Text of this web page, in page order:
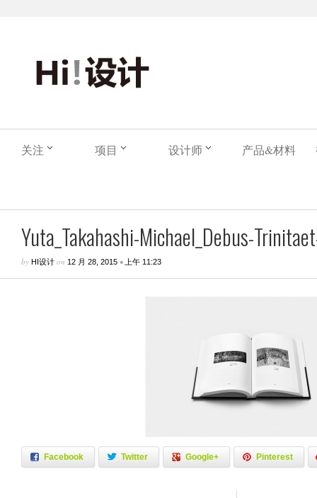
关注 项目 设计师 产品&材料
Yuta_Takahashi-Michael_Debus-
by HI设计 on 12 月 28, 2015 • 上午 11:23
Facebook Twitter Google+ Pinterest